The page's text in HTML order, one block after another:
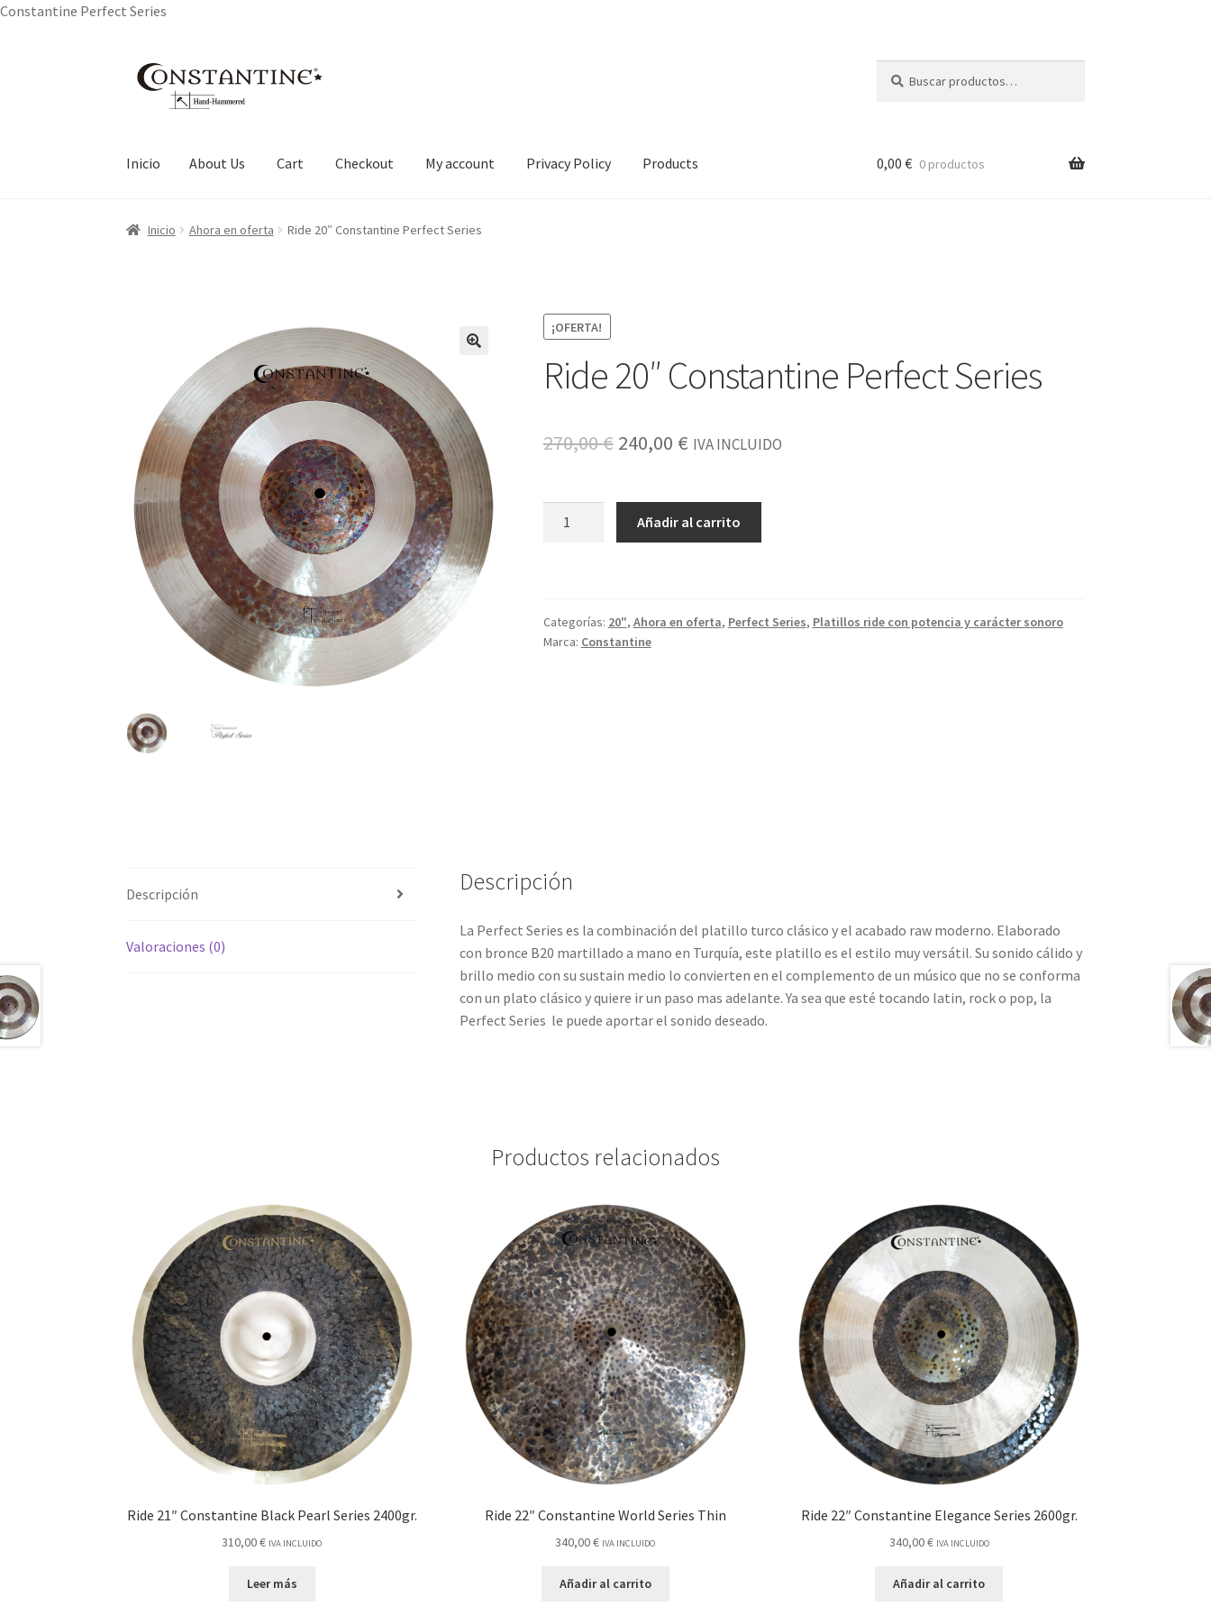
Constantine Perfect Series
contenido
por:
Inicio About Us Cart Checkout My account Privacy Policy Products
Inicio About Us Checkout My account Privacy Policy
0,00 € 0 productos
Inicio Ahora en oferta Ride 20″ Constantine Perfect Series
¡OFERTA!
Ride 20″ Constantine Perfect Series
270,00€ El
original
era:
240,00 €El
actual
es:
IVA INCLUIDO
cantidad
Añadir al carrito
Categorías: 20", Ahora en oferta, Perfect Series, Platillos ride con potencia y carácter sonoro
Marca: Constantine
Descripción
Valoraciones (0)
Descripción
La Perfect Series es la combinación del platillo turco clásico y el acabado raw moderno. Elaborado
con bronce B20 martillado a mano en Turquía, este platillo es el estilo muy versátil. Su sonido cálido y
brillo medio con su sustain medio lo convierten en el complemento de un músico que no se conforma
con un plato clásico y quiere ir un paso mas adelante. Ya sea que esté tocando latin, rock o pop, la
Perfect Series le puede aportar el sonido deseado.
Productos relacionados
Ride 21″ Constantine Black Pearl Series 2400gr.
310,00€ IVA INCLUIDO
Leer más
Ride 22″ Constantine World Series Thin
340,00€ IVA INCLUIDO
Añadir al carrito
Ride 22″ Constantine Elegance Series 2600gr.
340,00€ IVA INCLUIDO
Añadir al carrito